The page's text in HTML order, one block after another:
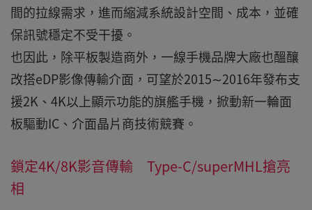
間的拉線需求，進而縮減系統設計空間、成本，並確
保訊號穩定不受干擾。
也因此，除平板製造商外，一線手機品牌大廠也醞釀
改搭eDP影像傳輸介面，可望於2015∼2016年發布支
援2K、4K以上顯示功能的旗艦手機，掀動新一輪面
板驅動IC、介面晶片商技術競賽。
鎖定4K/8K影音傳輸 Type-C/superMHL搶亮
相